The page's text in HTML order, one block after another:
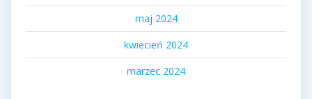
maj 2024
kwiecień 2024
marzec 2024